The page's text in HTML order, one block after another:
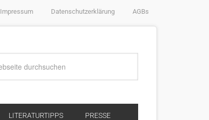
Impressum Datenschutzerklärung AGBs
LITERATURTIPPS PRESSE